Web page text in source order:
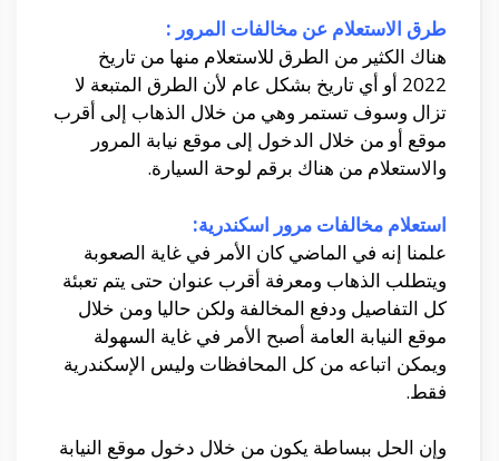
طرق الاستعلام عن مخالفات المرور :
هناك الكثير من الطرق للاستعلام منها من تاريخ
2022 أو أي تاريخ بشكل عام لأن الطرق المتبعة لا
تزال وسوف تستمر وهي من خلال الذهاب إلى أقرب
موقع أو من خلال الدخول إلى موقع نيابة المرور
والاستعلام من هناك برقم لوحة السيارة.
استعلام مخالفات مرور اسكندرية:
علمنا إنه في الماضي كان الأمر في غاية الصعوبة
ويتطلب الذهاب ومعرفة أقرب عنوان حتى يتم تعبئة
كل التفاصيل ودفع المخالفة ولكن حاليا ومن خلال
موقع النيابة العامة أصبح الأمر في غاية السهولة
ويمكن اتباعه من كل المحافظات وليس الإسكندرية
فقط.
وإن الحل ببساطة يكون من خلال دخول موقع النيابة